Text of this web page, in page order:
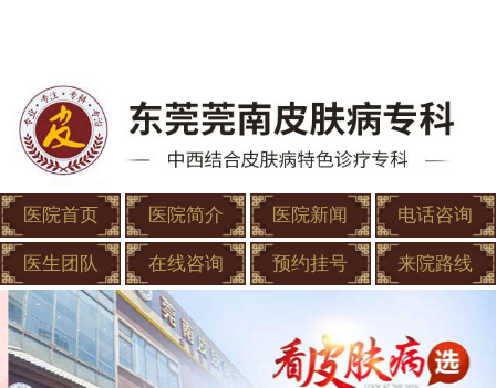
医院首页 医院简介 医院新闻 电话咨询
医生团队 在线咨询 预约挂号 来院路线